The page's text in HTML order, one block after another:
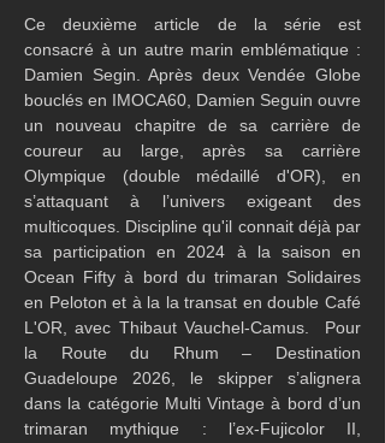
Ce deuxième article de la série est
consacré à un autre marin emblématique :
Damien Segin. Après deux Vendée Globe
bouclés en IMOCA60, Damien Seguin ouvre
un nouveau chapitre de sa carrière de
coureur au large, après sa carrière
Olympique (double médaillé d'OR), en
s’attaquant à l’univers exigeant des
multicoques. Discipline qu'il connait déjà par
sa participation en 2024 à la saison en
Ocean Fifty à bord du trimaran Solidaires
en Peloton et à la la transat en double Café
L'OR, avec Thibaut Vauchel-Camus.  Pour
la Route du Rhum – Destination
Guadeloupe 2026, le skipper s’alignera
dans la catégorie Multi Vintage à bord d’un
trimaran mythique : l’ex-Fujicolor II,